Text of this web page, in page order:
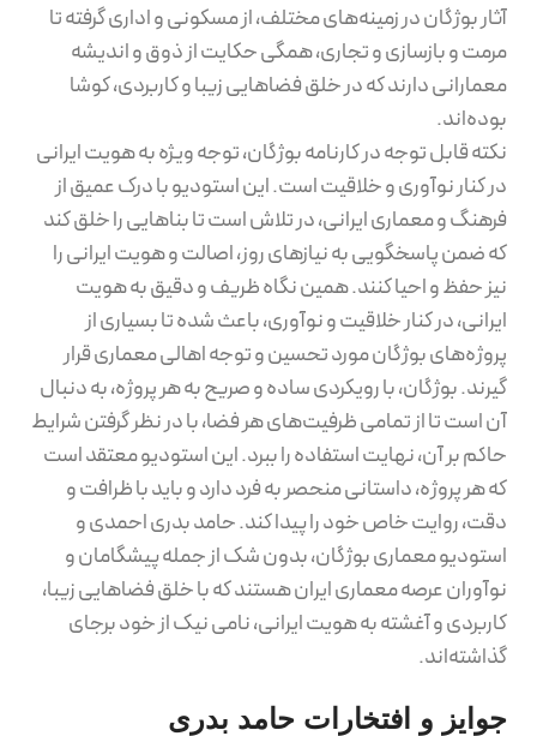
آثار بوژگان در زمینه‌های مختلف، از مسکونی و اداری گرفته تا
مرمت و بازسازی و تجاری، همگی حکایت از ذوق و اندیشه
معمارانی دارند که در خلق فضاهایی زیبا و کاربردی، کوشا
بوده‌اند.
نکته قابل توجه در کارنامه بوژگان، توجه ویژه به هویت ایرانی
در کنار نوآوری و خلاقیت است. این استودیو با درک عمیق از
فرهنگ و معماری ایرانی، در تلاش است تا بناهایی را خلق کند
که ضمن پاسخگویی به نیازهای روز، اصالت و هویت ایرانی را
نیز حفظ و احیا کنند. همین نگاه ظریف و دقیق به هویت
ایرانی، در کنار خلاقیت و نوآوری، باعث شده تا بسیاری از
پروژه‌های بوژگان مورد تحسین و توجه اهالی معماری قرار
گیرند. بوژگان، با رویکردی ساده و صریح به هر پروژه، به دنبال
آن است تا از تمامی ظرفیت‌های هر فضا، با در نظر گرفتن شرایط
حاکم بر آن، نهایت استفاده را ببرد. این استودیو معتقد است
که هر پروژه، داستانی منحصر به فرد دارد و باید با ظرافت و
دقت، روایت خاص خود را پیدا کند. حامد بدری احمدی و
استودیو معماری بوژگان، بدون شک از جمله پیشگامان و
نوآوران عرصه معماری ایران هستند که با خلق فضاهایی زیبا،
کاربردی و آغشته به هویت ایرانی، نامی نیک از خود برجای
گذاشته‌اند.
جوایز و افتخارات حامد بدری